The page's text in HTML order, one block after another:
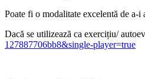
Poate fi o modalitate excelentă de a-i
Dacă se utilizează ca exercițiu/
127887706bb8&single-player=true